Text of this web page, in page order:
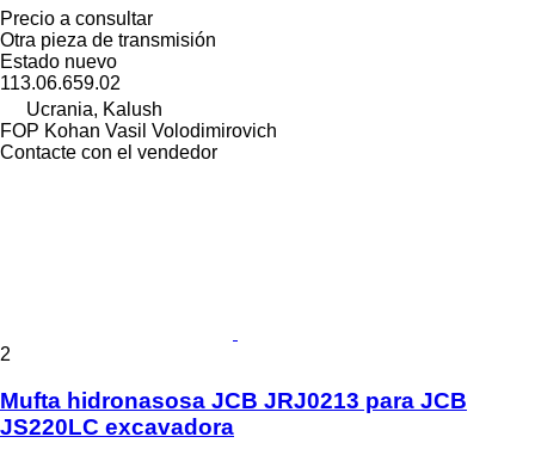
Precio a consultar
Otra pieza de transmisión
Estado nuevo
113.06.659.02
Ucrania, Kalush
FOP Kohan Vasil Volodimirovich
Contacte con el vendedor
2
Mufta hidronasosa JCB JRJ0213 para JCB
JS220LC excavadora